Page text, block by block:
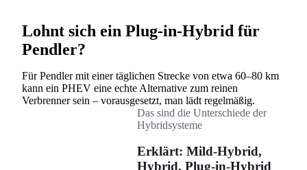
Lohnt sich ein Plug-in-Hybrid für
Pendler?
Für Pendler mit einer täglichen Strecke von etwa 60–80 km
kann ein PHEV eine echte Alternative zum reinen
Verbrenner sein – vorausgesetzt, man lädt regelmäßig.
Das sind die Unterschiede der
Hybridsysteme
Erklärt: Mild-Hybrid,
Hybrid, Plug-in-Hybrid